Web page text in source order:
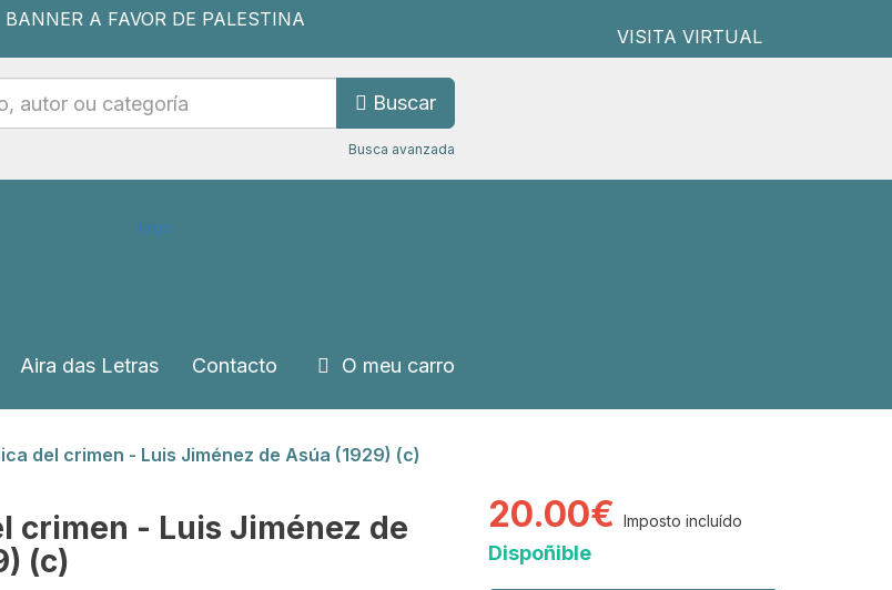
VISITA VIRTUAL
Buscar
Busca avanzada
Aira das Letras Contacto O meu carro
del crimen - Luis Jiménez de Asúa (1929) (c)
crimen - Luis Jiménez de
(c)
20.00€ Imposto incluído
Dispoñible